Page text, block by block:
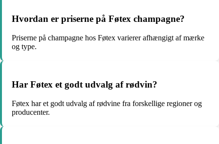
Hvordan er priserne på Føtex champagne?
Priserne på champagne hos Føtex varierer afhængigt af mærke
og type.
Har Føtex et godt udvalg af rødvin?
Føtex har et godt udvalg af rødvine fra forskellige regioner og
producenter.